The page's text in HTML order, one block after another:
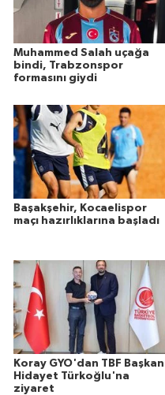
Muhammed Salah uçağa
bindi, Trabzonspor
formasını giydi
Başakşehir, Kocaelispor
maçı hazırlıklarına başladı
Koray GYO'dan TBF
Hidayet Türkoğlu'na
ziyaret